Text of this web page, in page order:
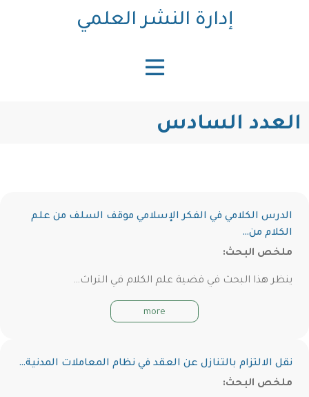
إدارة النشر العلمي
العدد السادس
الدرس الكلامي في الفكر الإسلامي موقف السلف من علم
الكلام من…
ملخص البحث:
ينظر هذا البحث في قضية علم الكلام في التراث…
more
نقل الالتزام بالتنازل عن العقد في نظام المعاملات المدنية…
ملخص البحث: